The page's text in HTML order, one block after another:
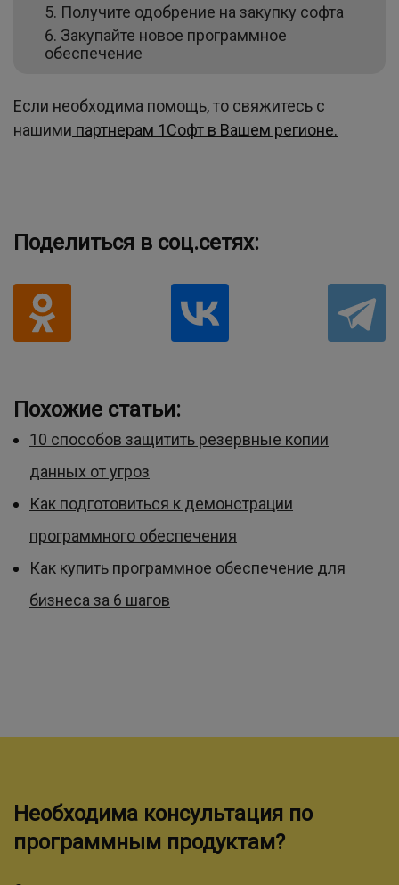
Получите одобрение на закупку софта
Закупайте новое программное
обеспечение
Если необходима помощь, то свяжитесь с
нашими партнерам 1Софт в Вашем регионе.
Поделиться в соц.сетях:
Похожие статьи:
10 способов защитить резервные копии
данных от угроз
Как подготовиться к демонстрации
программного обеспечения
Как купить программное обеспечение для
бизнеса за 6 шагов
Необходима консультация по
программным продуктам?